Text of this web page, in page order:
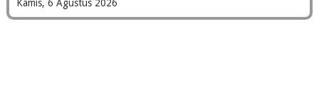
Kamis, 6 Agustus 2026